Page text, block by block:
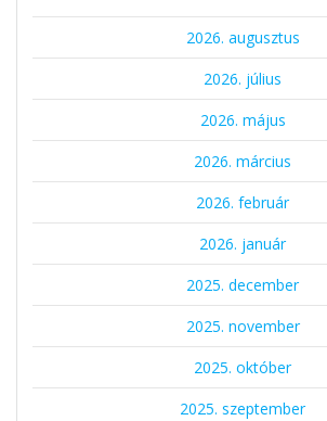
2026. augusztus
2026. július
2026. május
2026. március
2026. február
2026. január
2025. december
2025. november
2025. október
2025. szeptember